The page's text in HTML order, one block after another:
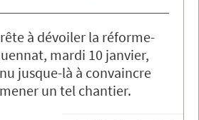
à dévoiler la réforme-
mardi 10 janvier,
jusque-là à convaincre
un tel chantier.